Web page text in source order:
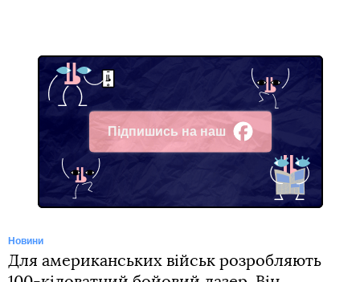
Підпишись на наш
Facebook
Новини
Для американських військ розробляють